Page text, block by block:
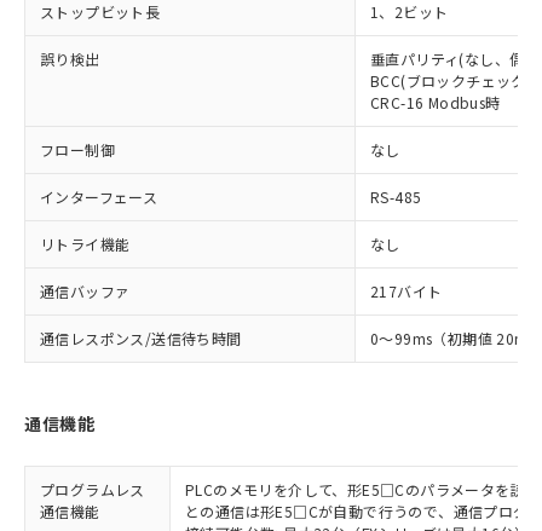
ストップビット長 1、2ビット
誤り検出
垂直パリティ(なし、偶
BCC(ブロックチェック
CRC-16 Modbus時
フロー制御 なし
インターフェース RS-485
リトライ機能 なし
通信バッファ 217バイト
通信レスポンス/送信待ち時間 0～99ms（初期値 20ms
通信機能
プログラムレス
通信機能
PLCのメモリを介して、形E5□Cのパラメータを読
との通信は形E5□Cが自動で行うので、通信プログ